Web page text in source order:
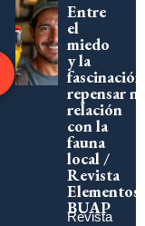
Entre
el
miedo
y la
repensar
relación
con la
fauna
local /
Revista
Elementos
BUAP
Revista